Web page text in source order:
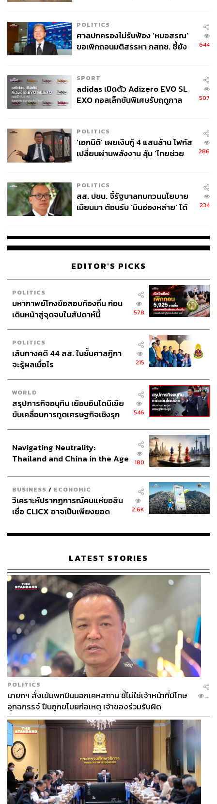
ภาพ:พลอยจันทร์ สุขคง, TAT
TAGS: เทศกาลน้ำแข็งและหิมะ
Japan
Sapporo Snow Festival การแกะสลักหิมะ
89
ABOUT THE AUTHOR
Senior Content Creator ประจำกองไลฟ์สไตล์
สำนักข่าว THE STANDARD
POLITICS
ศาลปกครองไม่รับฟ้อง ‘หมอสรณ’
ขอเพิกถอนมติสรรหา กสทช. ชี้ยัง
644
SPORT
adidas เปิดตัว Adizero EVO SL
EXO คอลเล็กชันพิเศษรับฤดูกาล
507
POLITICS
‘เอกนิติ’ เผยเงินกู้ 4 แสนล้าน โฟกัส
เปลี่ยนผ่านพลังงาน ลุ้น ‘ไทยช่วย
286
POLITICS
สส. ปชน. จี้รัฐบาลทบทวนนโยบาย
เมียนมา ต้อนรับ ‘มินอ่องหล่าย’ ได้
234
EDITOR'S PICKS
POLITICS
มหากาพย์โกงข้อสอบท้องถิ่น ก่อน
เดินหน้าสู่จุดจบในสัปดาห์นี้
578
POLITICS
เส้นทางคดี 44 สส. ในชั้นศาลฎีกา
จะรู้ผลเมื่อไร
215
WORLD
สรุปภารกิจอนุทิน เยือนอินโดนีเซีย
ขับเคลื่อนการทูตเศรษฐกิจเชิงรุก
546
Navigating Neutrality:
Thailand and China in the Age
180
BUSINESS / ECONOMIC
วิเคราะห์ปรากฏการณ์คนแห่ขอสิน
เชื่อ CLICX อาจเป็นเพียงยอด
เรือนไทยที่ถูกซุกไว้
2.6K
LATEST STORIES
POLITICS
นายกฯ สั่งเข้มพกปืนนอกเคหสถาน ชี้ไม่ใช่เจ้าหน้าที่มีโทษ
อุกฉกรรจ์ ปืนถูกขโมยก่อเหตุ เจ้าของร่วมรับผิด
...